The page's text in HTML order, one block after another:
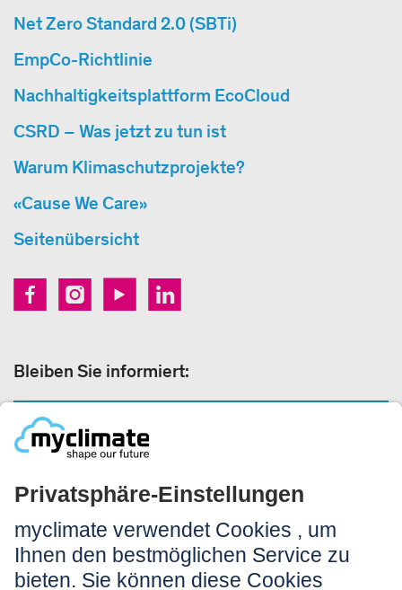
Net Zero Standard 2.0 (SBTi)
EmpCo-Richtlinie
Nachhaltigkeitsplattform EcoCloud
CSRD – Was jetzt zu tun ist
Warum Klimaschutzprojekte?
«Cause We Care»
Seitenübersicht
Bleiben Sie informiert:
Rechtliches:
Impressum